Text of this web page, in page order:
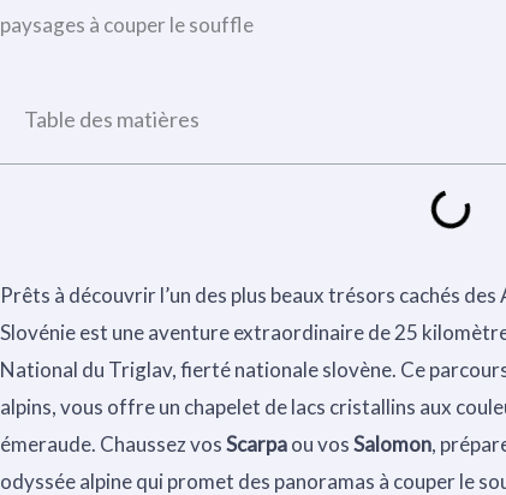
paysages à couper le souffle
Table des matières
Prêts à découvrir l’un des plus beaux trésors cachés des
Slovénie est une aventure extraordinaire de 25
National du Triglav, fierté nationale slovène. Ce
alpins, vous offre un chapelet de lacs cristallins aux
émeraude. Chaussez vosScarpaou vosSalomon,
odyssée alpine qui promet des panoramas à couper le